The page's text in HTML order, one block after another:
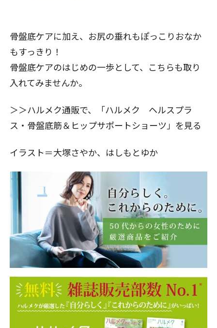
骨盤底ケアに加え、お尻の垂れもぽっこりおなか
もすっきり！
骨盤底ケアのはじめの一歩として、こちらも取り
入れてみませんか。
＞＞ハルメク通販で、「ハルメク ヘルスプラ
ス・骨盤底筋＆ヒップサポートショーツ 」を見る
イラスト＝大塚さやか、はしもとゆか